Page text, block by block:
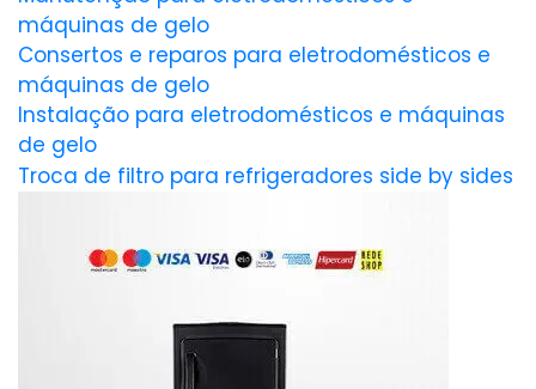
máquinas de gelo
Consertos e reparos para eletrodomésticos e
máquinas de gelo
Instalação para eletrodomésticos e máquinas
de gelo
Troca de filtro para refrigeradores side by sides